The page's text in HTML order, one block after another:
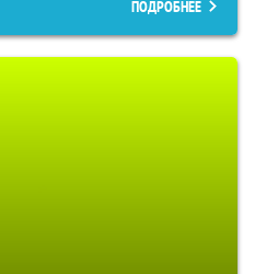
ПОДРОБНЕЕ